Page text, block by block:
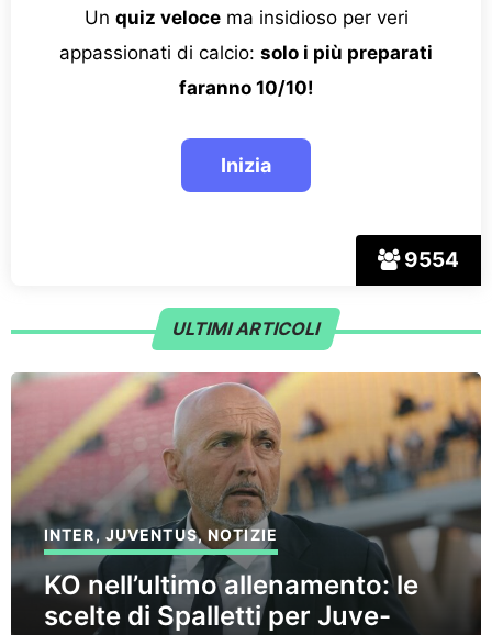
9554
Un quiz velocema insidioso per veri
appassionati di calcio: solo i più preparati
faranno 10/10!
ULTIMI ARTICOLI
INTER, JUVENTUS,NOTIZIE
KO nell’ultimo allenamento: le
scelte di Spalletti per Juve-